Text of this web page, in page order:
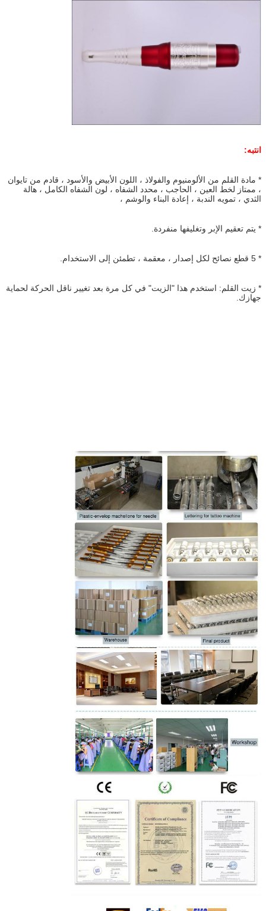
انتبه:
* مادة القلم من الألومنيوم والفولاذ ، اللون الأبيض والأسود ، قادم من تايوان
، ممتاز لخط العين ، الحاجب ، محدد الشفاه ، لون الشفاه الكامل ، هالة
الثدي ، تمويه الندبة ، إعادة البناء والوشم ،
* يتم تعقيم الإبر وتغليفها منفردة.
* 5 قطع نصائح لكل إصدار ، معقمة ، تطمئن إلى الاستخدام.
* زيت القلم: استخدم هذا "الزيت" في كل مرة بعد تغيير ناقل الحركة لحماية
جهازك.